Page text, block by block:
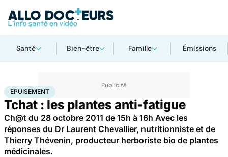
Santé Bien-être Famille Émissions
AccueilBien-être
EPUISEMENT
Tchat : les plantes anti-fatigue
Ch@t du 28 octobre 2011 de 15h à 16h Avec les
réponses du Dr Laurent Chevallier, nutritionniste et de
Thierry Thévenin, producteur herboriste bio de plantes
médicinales.